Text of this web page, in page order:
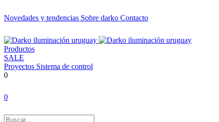
Novedades y tendencias Sobre darko Contacto
Productos
SALE
Proyectos Sistema de control
0
0